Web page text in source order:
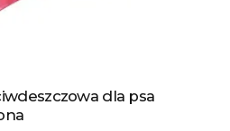
dla psa